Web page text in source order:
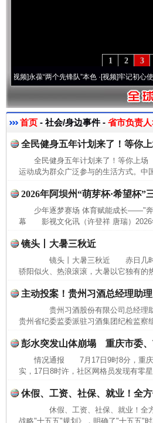
3
2
1
永葆“两个先锋队”本色·[视频]牢记初心使命 奋
首页 - 社会/身边事件 - 省市负责
全民健身五年计划来了！等你
全民健身五年计划来了！等你上
运动成为群众广泛参与的生活方式。中
2026年阿坝州“萌芽杯·希望杯”
少年逐梦赛场 体育赋能成长——"奔
幕 影视文化讯（许登祥 唐瑞）2026
镜头丨大暑三秋近
镜头丨大暑三秋近 赤日几时过
骄阳似火、热浪滚滚，大暑以它独有
主动投案！贵州习酒总经理助
贵州习酒股份有限公司总经理
贵州省纪委监委派驻习酒集团纪检监察
彭水突发山体崩塌 重庆市委
情况通报 7月17日9时8分，重庆
实，17日8时许，社区网格员发现有零
休假、工资、社保、就业！全
休假、工资、社保、就业！全
战略"十五五"规划》，明确了"十五五"